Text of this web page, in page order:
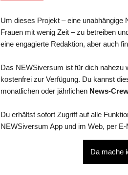
Um dieses Projekt – eine unabhängige
Frauen mit wenig Zeit – zu betreiben
eine engagierte Redaktion, aber auch
Das NEWSiversum ist für dich nahezu
kostenfrei zur Verfügung. Du kannst
monatlichen oder jährlichen News-
Du erhältst sofort Zugriff auf alle
NEWSiversum App und im Web, per
Da mache